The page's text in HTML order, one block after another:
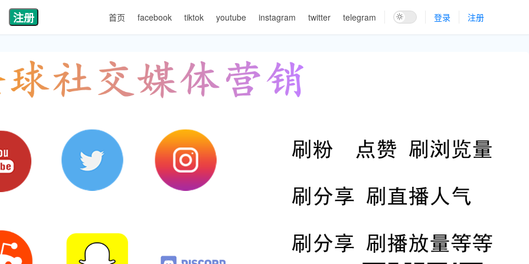
注册 首页 facebook tiktok youtube instagram twitter telegram 登录 注册